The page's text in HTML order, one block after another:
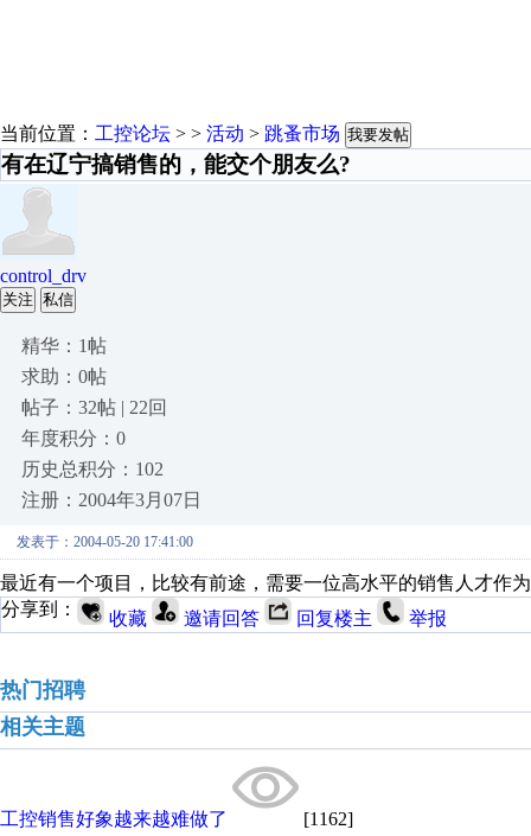
当前位置： 工控论坛 > > 活动 > 跳蚤市场 我要发帖
有在辽宁搞销售的，能交个朋友么?
control_drv
关注 私信
精华：1帖
求助：0帖
帖子：32帖 | 22回
年度积分：0
历史总积分：102
注册：2004年3月07日
发表于：2004-05-20 17:41:00
最近有一个项目，比较有前途，需要一位高水平的销售人才作为
分享到：
收藏 邀请回答 回复楼主 举报
热门招聘
相关主题
工控销售好象越来越难做了 [1162]